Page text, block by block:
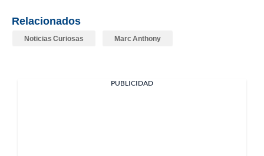
Relacionados
Noticias Curiosas Marc Anthony
PUBLICIDAD